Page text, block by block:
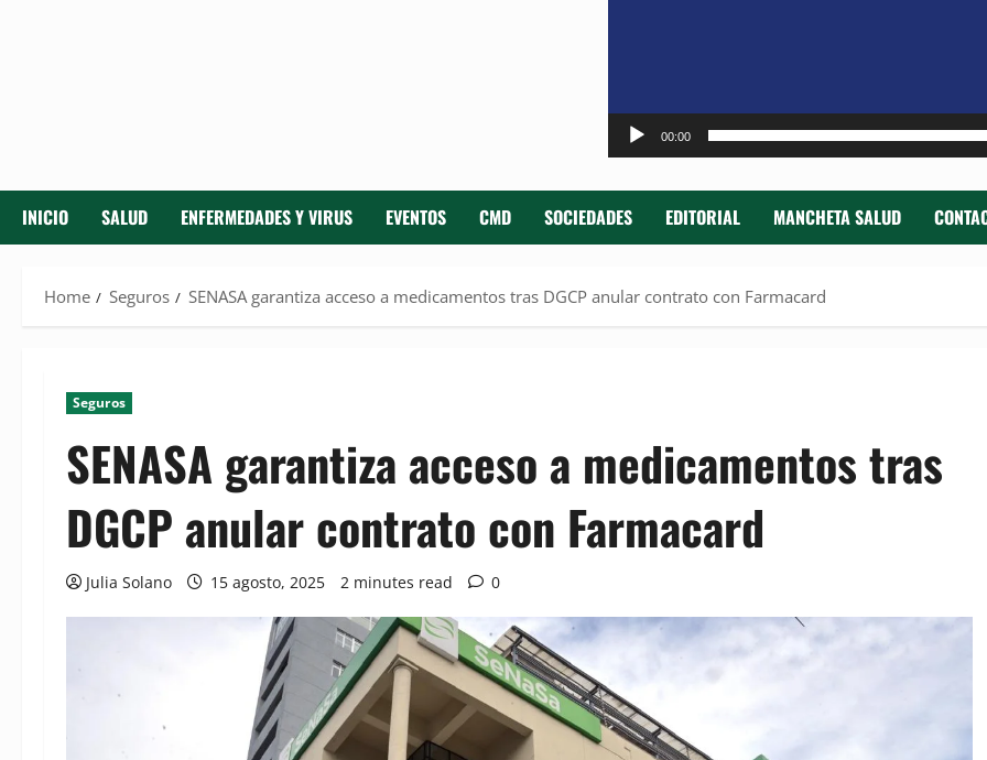
00:00
INICIO SALUD ENFERMEDADES Y VIRUS EVENTOS CMD SOCIEDADES EDITORIAL MANCHETA SALUD
Home Seguros SENASA garantiza acceso a medicamentos tras DGCP anular contrato con Farmacard
Seguros
SENASA garantiza acceso a medicamentos tras
DGCP anular contrato con Farmacard
Julia Solano 15 agosto, 2025 2 minutes read 0